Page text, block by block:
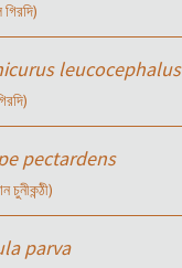
leucocephalus
pectardens
চুনীকন্ঠী)
parva